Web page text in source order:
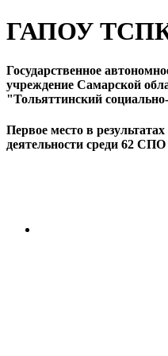
ГАПОУ
Государственное
учреждение Самарской
"Тольяттинский
Первое место в
деятельности среди 62